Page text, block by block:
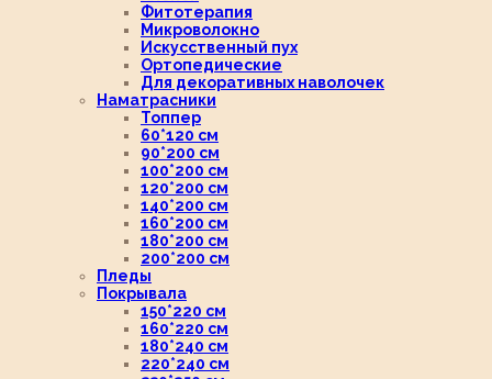
Фитотерапия
Микроволокно
Искусственный пух
Ортопедические
Для декоративных наволочек
Наматрасники
Топпер
60*120 см
90*200 см
100*200 см
120*200 см
140*200 см
160*200 см
180*200 см
200*200 см
Пледы
Покрывала
150*220 см
160*220 см
180*240 см
220*240 см